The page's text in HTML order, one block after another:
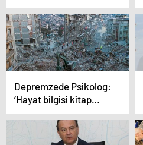
işaretlendi… Prof. Dr.
Sağlam, Yüksekova
depremlerine dikkat
çekti!
Depremzede Psikolog:
‘Hayat bilgisi kitap
bilgisiyle aynı değil’